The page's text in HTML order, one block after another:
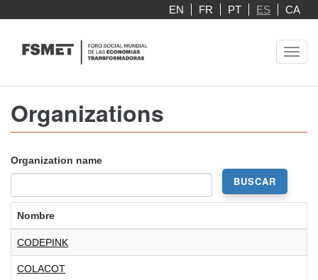
contenido
EN FR PT ES CA
Organizations
Organization name
BUSCAR
Nombre
CODEPINK
COLACOT